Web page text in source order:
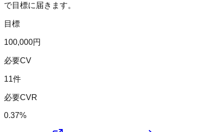
で目標に届きます。
目標
100,000円
必要CV
11件
必要CVR
0.37%